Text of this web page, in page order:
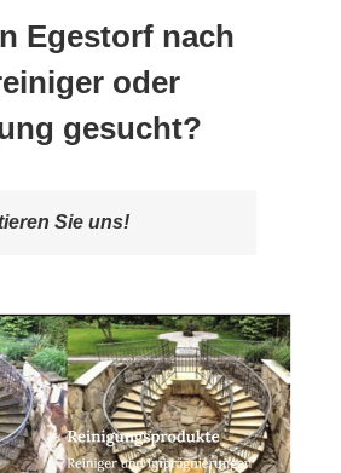
Egestorf nach
oder
gesucht?
Sie uns!